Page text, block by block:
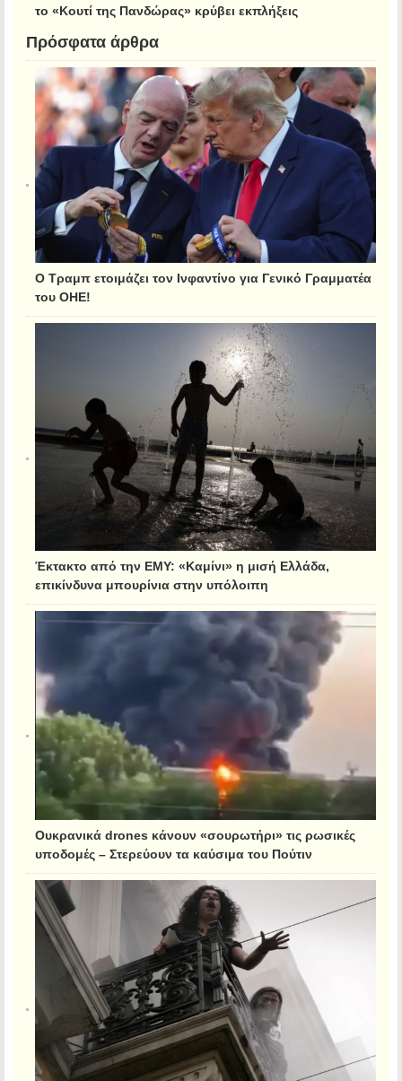
το «Κουτί της Πανδώρας» κρύβει εκπλήξεις
Πρόσφατα άρθρα
Ο Τραμπ ετοιμάζει τον Ινφαντίνο για Γενικό Γραμματέα
του ΟΗΕ!
Έκτακτο από την ΕΜΥ: «Καμίνι» η μισή Ελλάδα,
επικίνδυνα μπουρίνια στην υπόλοιπη
Ουκρανικά drones κάνουν «σουρωτήρι» τις ρωσικές
υποδομές – Στερεύουν τα καύσιμα του Πούτιν